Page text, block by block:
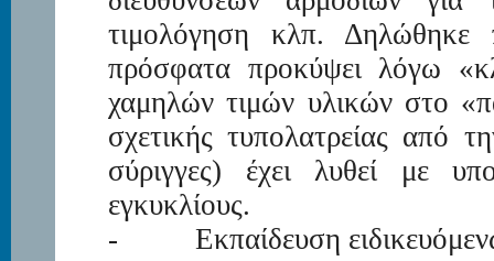
τιμολόγηση κλπ.
πρόσφατα προκύψει λόγω
χαμηλών τιμών υλικών στο
σχετικής τυπολατρείας από
σύριγγες) έχει λυθεί με
εγκυκλίους.
- Εκπαίδευση